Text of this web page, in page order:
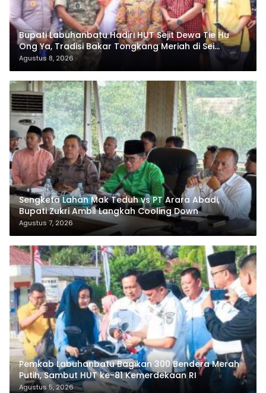
Bupati Labuhanbatu Hadiri HUT Sejit Dewa Tie Hu
Ong Ya, Tradisi Bakar Tongkang Meriah di Sei
Berombang
Agustus 8, 2026
Sengketa Lahan Mak Teduh vs PT Arara Abadi,
Bupati Zukri Ambil Langkah Cooling Down
Agustus 7, 2026
Pemkab Labuhanbatu Bagikan 300 Bendera Merah
Putih, Sambut HUT ke-81 Kemerdekaan RI
Agustus 5, 2026